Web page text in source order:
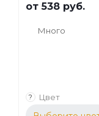
от538 руб.
Много
? Цвет